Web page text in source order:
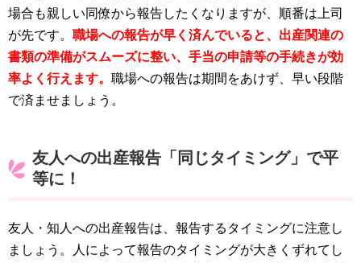
場合も親しい同僚から報告したくなりますが、順番は上司
が先です。 職場への報告が早く済んでいると、出産関連の
書類の準備がスムーズに整い、手当の申請等の手続きが効
率よく行えます。 職場への報告は期間をあけず、早い段階
で済ませましょう。
友人への出産報告「同じタイミング」で平
等に！
友人・知人への出産報告は、報告するタイミングに注意し
ましょう。人によって報告のタイミングが大きくずれてし